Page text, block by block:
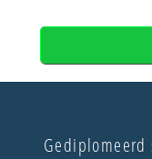
Gediplomeerd